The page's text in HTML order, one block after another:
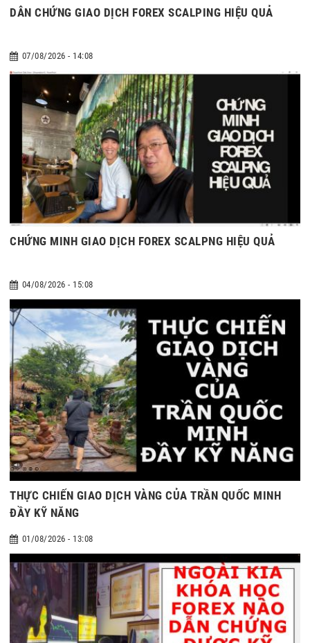
DẪN CHỨNG GIAO DỊCH FOREX SCALPING HIỆU QUẢ
07/08/2026 - 14:08
CHỨNG MINH GIAO DỊCH FOREX SCALPNG HIỆU QUẢ
04/08/2026 - 15:08
THỰC CHIẾN GIAO DỊCH VÀNG CỦA TRẦN QUỐC MINH
ĐẦY KỸ NĂNG
01/08/2026 - 13:08